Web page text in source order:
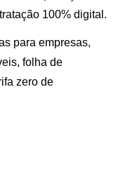
100% digital.
para empresas,
folha de
zero de